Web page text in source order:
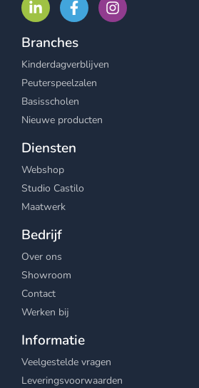
Branches
Kinderdagverblijven
Peuterspeelzalen
Basisscholen
Nieuwe producten
Diensten
Webshop
Studio Castilo
Maatwerk
Bedrijf
Over ons
Showroom
Contact
Werken bij
Informatie
Veelgestelde vragen
Leveringsvoorwaarden